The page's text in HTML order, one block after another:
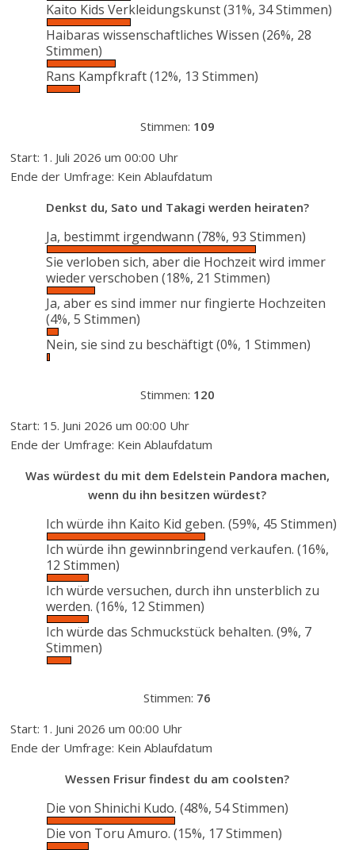
Kaito Kids Verkleidungskunst(31%, 34 Stimmen)
Haibaras wissenschaftliches Wissen(26%, 28
Stimmen)
Rans Kampfkraft(12%, 13 Stimmen)
Stimmen: 109
Start: 1. Juli 2026 um 00:00 Uhr
Ende der Umfrage: Kein Ablaufdatum
Denkst du, Sato und Takagi werden heiraten?
Ja, bestimmt irgendwann(78%, 93 Stimmen)
Sie verloben sich, aber die Hochzeit wird immer
wieder verschoben(18%, 21 Stimmen)
Ja, aber es sind immer nur fingierte Hochzeiten
(4%, 5 Stimmen)
Nein, sie sind zu beschäftigt(0%, 1 Stimmen)
Stimmen: 120
Start: 15. Juni 2026 um 00:00 Uhr
Ende der Umfrage: Kein Ablaufdatum
Was würdest du mit dem Edelstein Pandora machen,
wenn du ihn besitzen würdest?
Ich würde ihn Kaito Kid geben.(59%, 45 Stimmen)
Ich würde ihn gewinnbringend verkaufen.(16%,
12 Stimmen)
Ich würde versuchen, durch ihn unsterblich zu
werden.(16%, 12 Stimmen)
Ich würde das Schmuckstück behalten.(9%, 7
Stimmen)
Stimmen: 76
Start: 1. Juni 2026 um 00:00 Uhr
Ende der Umfrage: Kein Ablaufdatum
Wessen Frisur findest du am coolsten?
Die von Shinichi Kudo.(48%, 54 Stimmen)
Die von Toru Amuro.(15%, 17 Stimmen)